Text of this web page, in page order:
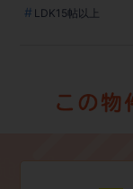
LDK15帖以上